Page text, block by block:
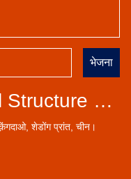
भेजना
Qingdao KXD Steel Structure Co., Ltd
शेडोंग प्रांत, चीन।